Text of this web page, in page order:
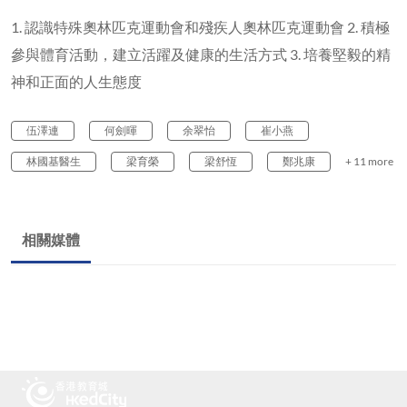
1. 認識特殊奧林匹克運動會和殘疾人奧林匹克運動會 2. 積極
參與體育活動，建立活躍及健康的生活方式 3. 培養堅毅的精
神和正面的人生態度
伍澤連 何劍暉 余翠怡 崔小燕
林國基醫生 梁育榮 梁舒恆 鄭兆康 + 11 more
相關媒體